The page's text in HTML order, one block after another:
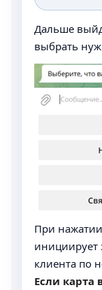
Дальше
выбрать
При
инициирует
клиента по
Если карта